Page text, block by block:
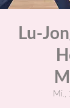
Lu-
Mi.,